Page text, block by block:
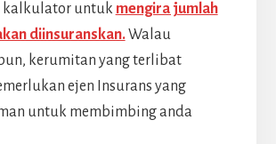
kalkulator untuk mengira jumlah
diinsuranskan.Walau
kerumitan yang terlibat
ejen Insurans yang
untuk membimbing anda